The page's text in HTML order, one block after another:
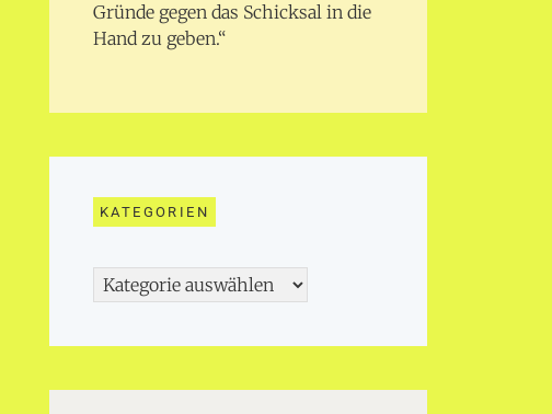
Gründe gegen das Schicksal in die
Hand zu geben.“
KATEGORIEN
Kategorien